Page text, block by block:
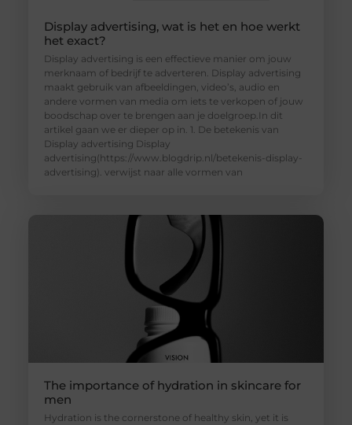
Display advertising, wat is het en hoe werkt
het exact?
Display advertising is een effectieve manier om jouw
merknaam of bedrijf te adverteren. Display advertising
maakt gebruik van afbeeldingen, video’s, audio en
andere vormen van media om iets te verkopen of jouw
boodschap over te brengen aan je doelgroep.In dit
artikel gaan we er dieper op in. 1. De betekenis van
Display advertising Display
advertising(https://www.blogdrip.nl/betekenis-display-
advertising). verwijst naar alle vormen van
The importance of hydration in skincare for
men
Hydration is the cornerstone of healthy skin, yet it is